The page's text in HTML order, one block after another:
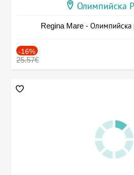
Олимпийска
Regina Mare - Олимпийска
-16%
25.57€